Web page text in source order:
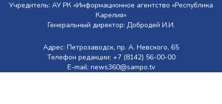
Учредитель: АУ РК «Информационное агентство «Республика
Карелия»
Генеральный директор: Добродей И.И.
Адрес: Петрозаводск, пр. А. Невского, 65
Телефон редакции: +7 (8142) 56-00-00
E-mail: news360@sampo.tv